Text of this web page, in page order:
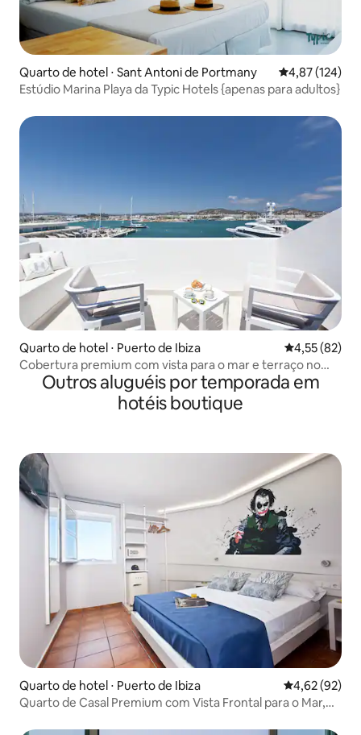
Quarto de hotel ⋅ Sant Antoni de Portmany 4,87 de uma
4,87 (124)
Estúdio Marina Playa da Typic Hotels {apenas para adultos}
Quarto de hotel ⋅ Puerto de Ibiza 4,55 de uma
4,55 (82)
Cobertura premium com vista para o mar e terraço no
porto de Ibiza, Wi-Fi gratuito - Hotel Ryans La Marina
Outros aluguéis por temporada em
hotéis boutique
Quarto de hotel ⋅ Puerto de Ibiza 4,62 de uma
4,62 (92)
Quarto de Casal Premium com Vista Frontal para o Mar,